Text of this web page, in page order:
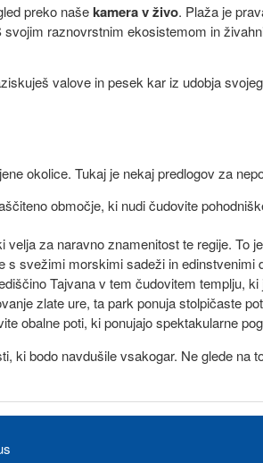
preko našekamera v živo. Plaža je
raznovrstnim ekosistemom in
valove in pesek kar iz udobja
okolice. Tukaj je nekaj predlogov za
območje, ki nudi čudovite
za naravno znamenitost te regije. To
s svežimi morskimi sadeži in edinstvenimi
Tajvana v tem čudovitem templju,
zlate ure, ta park ponuja stolpičaste
obalne poti, ki ponujajo spektakularne
ki bodo navdušile vsakogar. Ne glede na